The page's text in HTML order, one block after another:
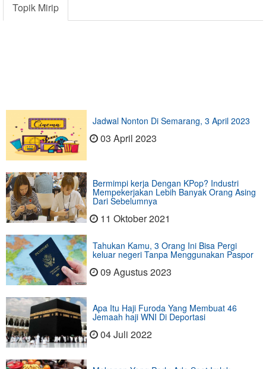
Topik Mirip
Jadwal Nonton Di Semarang, 3 April 2023
03 April 2023
Bermimpi kerja Dengan KPop? Industri
Mempekerjakan Lebih Banyak Orang Asing
Dari Sebelumnya
11 Oktober 2021
Tahukan Kamu, 3 Orang Ini Bisa Pergi
keluar negeri Tanpa Menggunakan Paspor
09 Agustus 2023
Apa Itu Haji Furoda Yang Membuat 46
Jemaah haji WNI Di Deportasi
04 Juli 2022